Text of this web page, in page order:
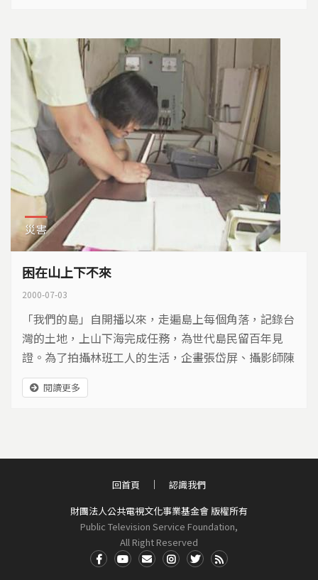
災害
困在山上下不來
2000-07-03
「我們的島」自開播以來，走遍島上每個角落，記錄台
灣的土地，上山下海完成任務，為世代島民留百年見
證。為了拍攝林班工人的生活，企畫張岱屏、攝影師陳
添寶和攝影助理陳志昌，在2000年6月8日冒險進入台
灣的綠色心­臟－中央山脈的丹大林區。但是611地震讓
閱讀更多
財團法人公共電視文化事業基金會 版權所有
Public Television Service Foundation,
All Right Reserved
回首頁 認識我們